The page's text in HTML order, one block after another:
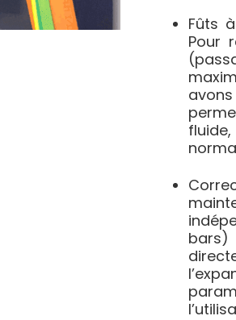
Fûts
Pour